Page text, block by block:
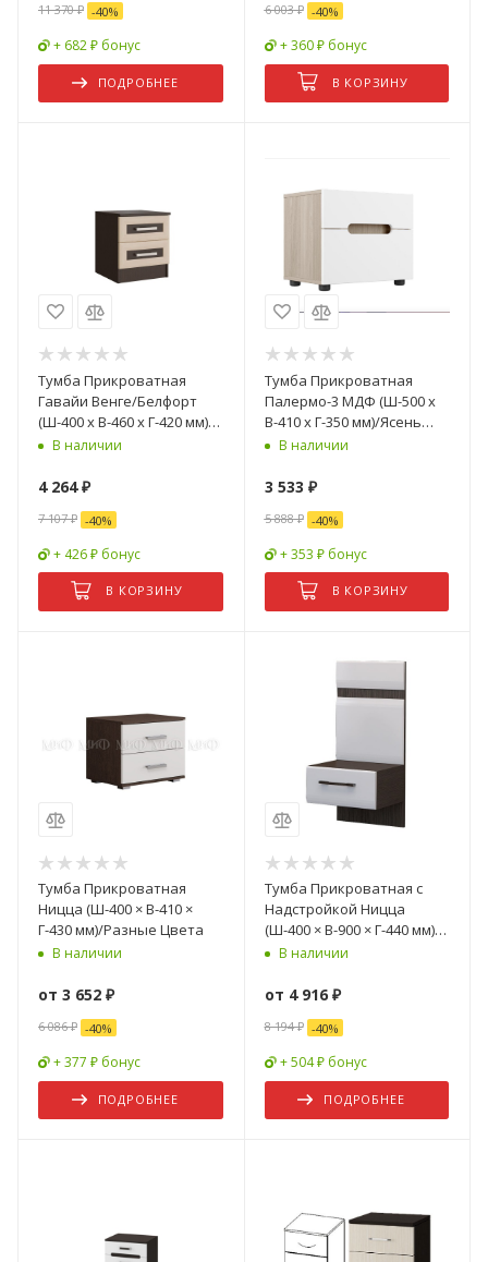
11 370 ₽ -40%
+ 682 ₽ бонус
ПОДРОБНЕЕ
6 003₽ -40%
+ 360 ₽ бонус
В КОРЗИНУ
Тумба Прикроватная
Гавайи Венге/Белфорт
(Ш-400 х В-460 х Г-420 мм)- 2
штВ наличии
4 264₽
7 107₽ -40%
+ 426 ₽ бонус
В КОРЗИНУ
Тумба Прикроватная
Палермо-3 МДФ (Ш-500 х
В-410 х Г-350 мм)/Ясень
Шимо Светлый/ фасад
В наличии
3 533 ₽
5 888₽ -40%
+ 353 ₽ бонус
В КОРЗИНУ
Тумба Прикроватная
Ницца (Ш-400 × В-410 ×
Г-430 мм)/Разные Цвета
В наличии
от 3 652 ₽
6 086 ₽ -40%
+ 377 ₽ бонус
ПОДРОБНЕЕ
Тумба Прикроватная с
Надстройкой Ницца
(Ш-400 × В-900 × Г-440 мм)/
Разные Цвета
В наличии
от 4 916 ₽
8 194 ₽ -40%
+ 504 ₽ бонус
ПОДРОБНЕЕ